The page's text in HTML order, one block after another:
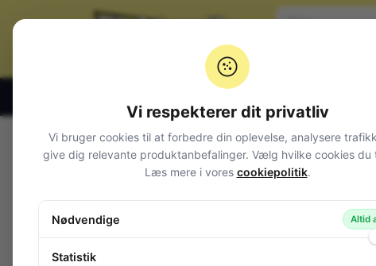
Varegrupper
Vi respekterer dit privatliv
Vi bruger cookies til at forbedre din oplevelse, analysere
give dig relevante produktanbefalinger. Vælg hvilke cookies du
Læs mere i vores cookiepolitik.
Nødvendige Altid
Statistik